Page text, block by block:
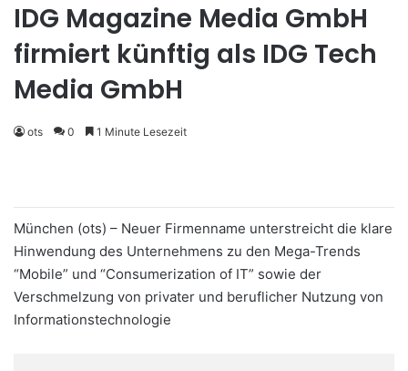
IDG Magazine Media GmbH
firmiert künftig als IDG Tech
Media GmbH
ots 0 1 Minute Lesezeit
München (ots) – Neuer Firmenname unterstreicht die klare
Hinwendung des Unternehmens zu den Mega-Trends
“Mobile” und “Consumerization of IT” sowie der
Verschmelzung von privater und beruflicher Nutzung von
Informationstechnologie